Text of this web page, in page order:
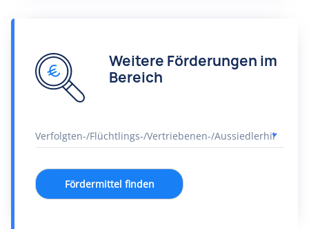
Weitere Förderungen im
Bereich
Fördermittel finden